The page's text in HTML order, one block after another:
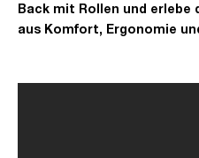
Back mit Rollen und
aus Komfort, Ergonomie